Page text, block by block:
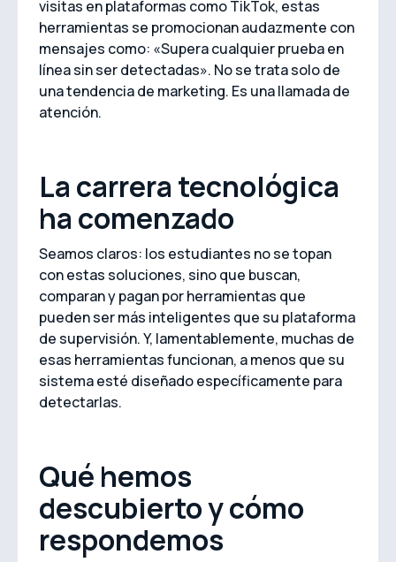
visitas en plataformas como TikTok, estas
herramientas se promocionan audazmente con
mensajes como: «Supera cualquier prueba en
línea sin ser detectadas». No se trata solo de
una tendencia de marketing. Es una llamada de
atención.
La carrera tecnológica
ha comenzado
Seamos claros: los estudiantes no se topan
con estas soluciones, sino que buscan,
comparan y pagan por herramientas que
pueden ser más inteligentes que su plataforma
de supervisión. Y, lamentablemente, muchas de
esas herramientas funcionan, a menos que su
sistema esté diseñado específicamente para
detectarlas.
Qué hemos
descubierto y cómo
respondemos